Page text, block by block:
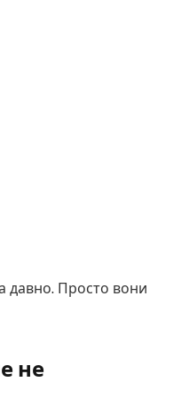
давно. Просто вони
не